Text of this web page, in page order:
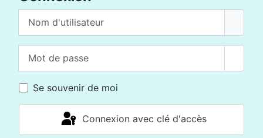
Se souvenir de moi
Connexion avec clé d'accès